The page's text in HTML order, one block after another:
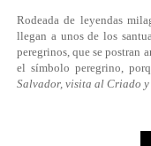
Rodeada de leyendas
llegan a unos de los
peregrinos, que se postran
el símbolo peregrino,
Salvador, visita al Criado y